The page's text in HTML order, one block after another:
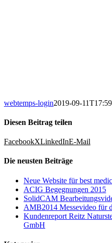
webtemps-login2019-09-
Diesen Beitrag teilen
FacebookXLinkedInE-Mail
Die neusten Beiträge
Neue Website für best
ACIG Begegnungen 2015
SolidCAM
AMB2014 Messevideo für
Kundenreport Reitz
GmbH